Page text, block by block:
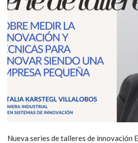
Nueva series de talleres de innovación